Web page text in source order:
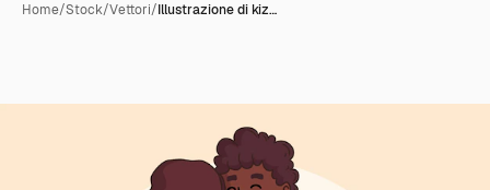
Home/Stock/Vettori/Illustrazione di kiz…